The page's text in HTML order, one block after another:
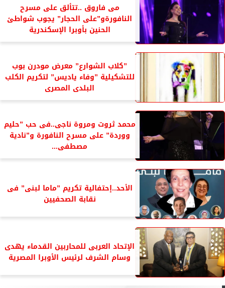
مى فاروق ..تتألق على مسرح
النافورةو”على الحجار” يجوب شواطئ
الحنين بأوبرا الإسكندرية
”كلاب الشوارع” معرض مودرن بوب
للتشكيلية ”وفاء ياديس” لتكريم الكلب
البلدى المصرى
محمد ثروت ومروة ناجى..فى حب ”حليم
ووردة” على مسرح النافورة و”نادية
مصطفى...
الأحد..إحتفالية تكريم ”ماما لبنى” فى
نقابة الصحفيين
الإتحاد العربى للمحاربين القدماء يهدى
وسام الشرف لرئيس الأوبرا المصرية